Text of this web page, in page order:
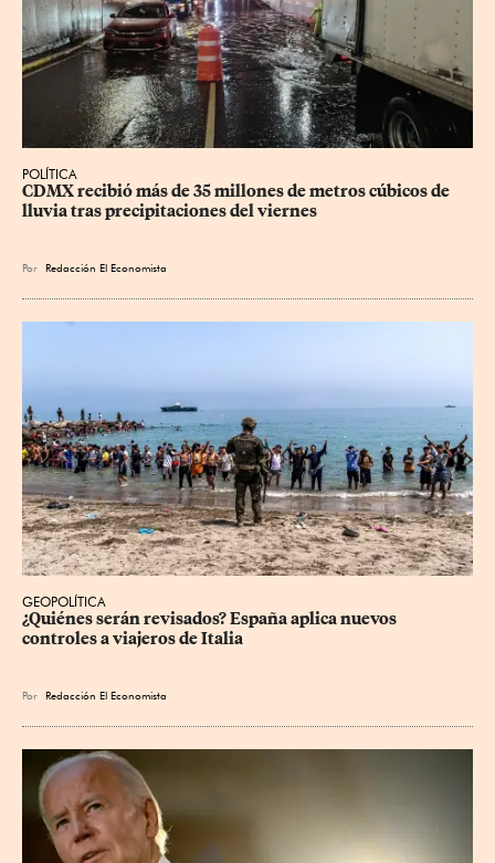
POLÍTICA
CDMX recibió más de 35 millones de metros cúbicos de
lluvia tras precipitaciones del viernes
Por Redacción El Economista
GEOPOLÍTICA
¿Quiénes serán revisados? España aplica nuevos
controles a viajeros de Italia
Por Redacción El Economista